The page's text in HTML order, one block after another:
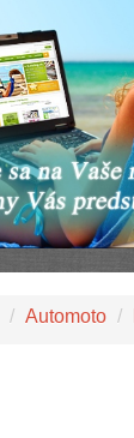
/ Automoto /